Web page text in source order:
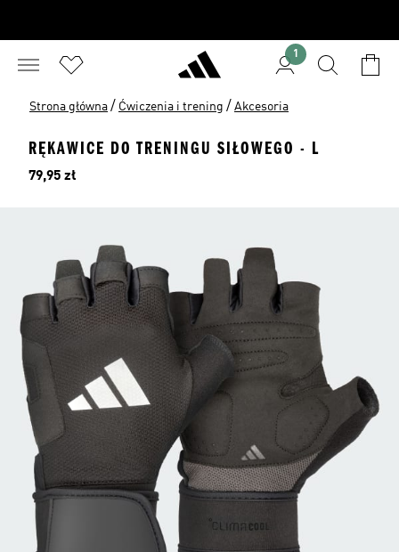
1
Strona główna / Ćwiczenia i trening / Akcesoria
RĘKAWICE DO TRENINGU SIŁOWEGO - L
Cena
79,95 zł